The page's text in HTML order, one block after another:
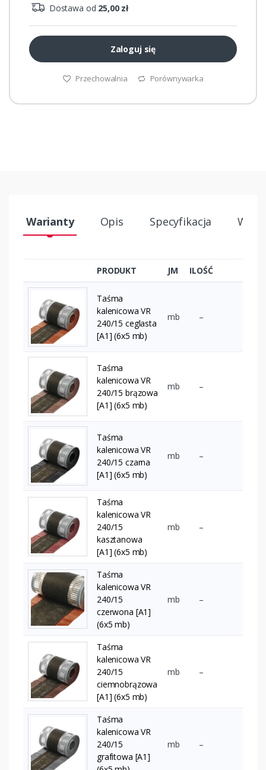
Dostawa od 25,00 zł
Zaloguj się
Przechowalnia Porównywarka
Warianty Opis Specyfikacja
PRODUKT JM ILOŚĆ
Taśma
kalenicowa VR
240/15 ceglasta
[A1] (6x5 mb)
mb –
Taśma
kalenicowa VR
240/15 brązowa
[A1] (6x5 mb)
mb –
Taśma
kalenicowa VR
240/15 czarna
[A1] (6x5 mb)
mb –
Taśma
kalenicowa VR
240/15
kasztanowa
[A1] (6x5 mb)
mb –
Taśma
kalenicowa VR
240/15
czerwona [A1]
(6x5 mb)
mb –
Taśma
kalenicowa VR
240/15
ciemnobrązowa
[A1] (6x5 mb)
mb –
Taśma
kalenicowa VR
240/15
grafitowa [A1]
mb –